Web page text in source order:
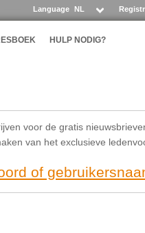
Language NL
HULP NODIG?
voor de gratis
van het exclusieve
of